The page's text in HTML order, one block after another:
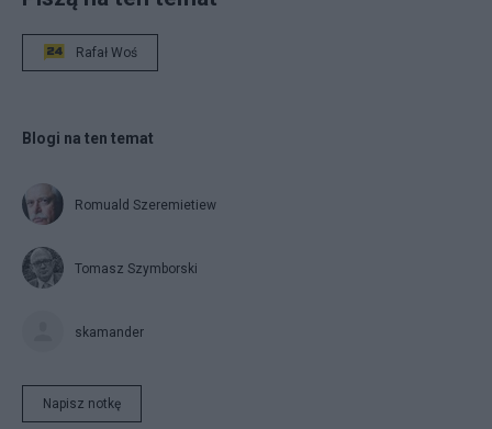
Rafał Woś
Blogi na ten temat
Romuald Szeremietiew
Tomasz Szymborski
skamander
Napisz notkę